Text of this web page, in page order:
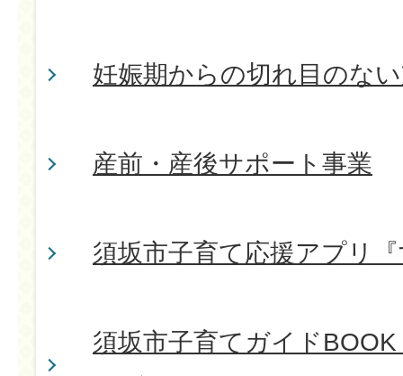
妊娠期からの切れ目のな
産前・産後サポート事業
須坂市子育て応援アプリ
須坂市子育てガイド